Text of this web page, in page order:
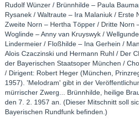
Rudolf Wünzer / Brünnhilde – Paula
Rysanek / Waltraute – Ira Malaniuk / Erste
Zweite Norn – Hertha Töpper / Dritte Norn
Woglinde – Anny van Kruyswyk /
Lindermeier / Floßhilde – Ina Gerhein /
Alois Czaczinski und Hermann Ruhl / Der
der Bayerischen Staatsoper München /
/ Dirigent: Robert Heger (München,
1957). 'Melodram' gibt in der
mürrischer Zwerg... Brünnhilde, heilige
den 7. 2. 1957 an. (Dieser Mitschnitt soll
Bayerischen Rundfunk befinden.)